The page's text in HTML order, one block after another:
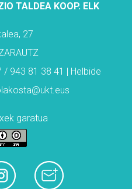
TALDEA KOOP. ELK
27
943 81 38 41 | Helbide
garatua